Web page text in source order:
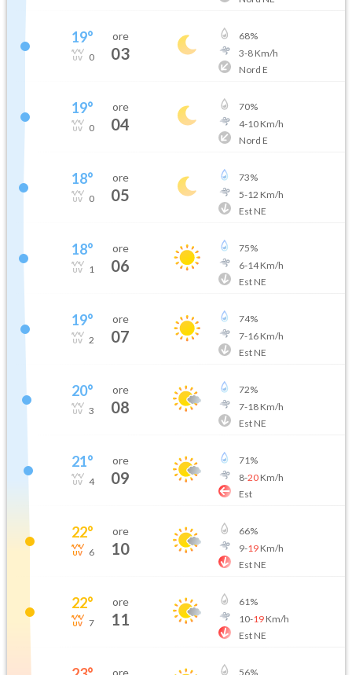
19°
0
ore
03
68%
3-8Km/h
Nord E
19°
0
ore
04
70%
4-10Km/h
Nord E
18°
0
ore
05
73%
5-12 Km/h
Est NE
18°
1
ore
06
75%
6-14Km/h
Est NE
19°
2
ore
07
74%
7-16Km/h
Est NE
20°
3
ore
08
72%
7-18Km/h
Est NE
21°
4
ore
09
71%
8-20Km/h
Est
22°
6
ore
10
66%
9-19Km/h
Est NE
22°
7
ore
11
61%
10-19Km/h
Est NE
ore 56%